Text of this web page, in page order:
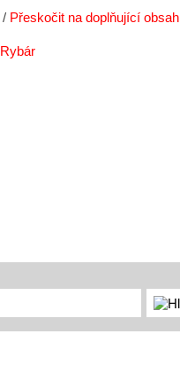
/ Přeskočit na doplňující obsah